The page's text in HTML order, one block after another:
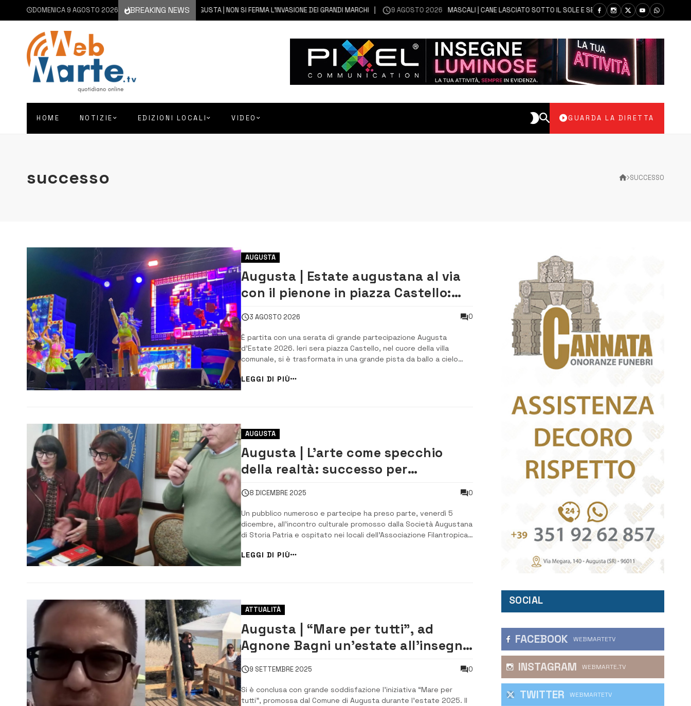
DOMENICA 9 AGOSTO 2026 BREAKING NEWS
9 AGOSTO 2026 AUGUSTA | NON SI FERMA L’INVASIONE DEI GRANDI MARCHI 9 AGOSTO 2026 MASCALI | CANE LASCIATO SOTTO IL SOLE E SENZA ACQUA: CARABINIERI DENUNCIANO
HOME NOTIZIE EDIZIONI LOCALI VIDEO GUARDA LA DIRETTA
SUCCESSO
successo
AUGUSTA
Augusta | Estate augustana al via
con il pienone in piazza Castello:
successo per “Voglio Tornare negli
Anni ’90”
3 AGOSTO 2026 0
È partita con una serata di grande partecipazione Augusta
d’Estate 2026. Ieri sera piazza Castello, nel cuore della villa
comunale, si è trasformata in una grande pista da ballo a cielo
evento che ha inaugurato la stagione estiva organizzata
dall’Amministraz...
LEGGI DI PIÙ
AUGUSTA
Augusta | L’arte come specchio
della realtà: successo per
l’incontro della Società augustana
di Storia patria dedicato a Verga
8 DICEMBRE 2025 0
Un pubblico numeroso e partecipe ha preso parte, venerdì 5
dicembre, all’incontro culturale promosso dalla Società Augustana
di Storia Patria e ospitato nei locali dell’Associazione Filantropica
innocente della realtà”, è stata dedicata a Giovanni Verga e alla
sua produzione preveri...
LEGGI DI PIÙ
ATTUALITÀ
Augusta | “Mare per tutti”, ad
Agnone Bagni un’estate all’insegna
dell’inclusione
9 SETTEMBRE 2025 0
Si è conclusa con grande soddisfazione l’iniziativa “Mare per
tutti”, promossa dal Comune di Augusta durante l’estate 2025. Il
SOCIAL
FACEBOOK WEBMARTETV
INSTAGRAM WEBMARTE.TV
TWITTER WEBMARTETV